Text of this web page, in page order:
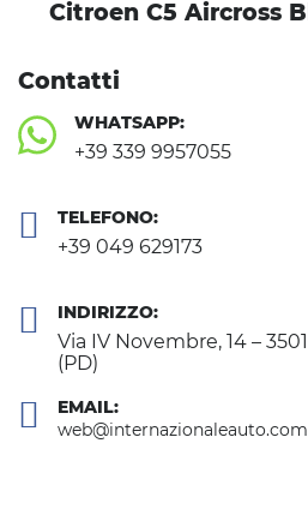
Citroen C5 Aircross
Contatti
WHATSAPP:
+39 339 9957055
TELEFONO:
+39 049 629173
INDIRIZZO:
Via IV Novembre, 14 –
(PD)
EMAIL:
web@internazionaleauto.com